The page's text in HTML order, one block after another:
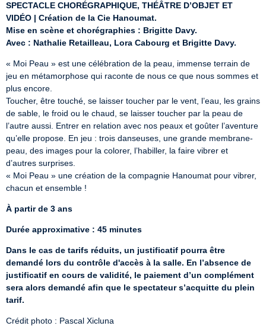
SPECTACLE CHORÉGRAPHIQUE, THÉÂTRE D’OBJET ET
VIDÉO | Création de la Cie Hanoumat.
Mise en scène et chorégraphies : Brigitte Davy.
Avec : Nathalie Retailleau, Lora Cabourg et Brigitte Davy.
« Moi Peau » est une célébration de la peau, immense terrain de
jeu en métamorphose qui raconte de nous ce que nous sommes et
plus encore.
Toucher, être touché, se laisser toucher par le vent, l’eau, les grains
de sable, le froid ou le chaud, se laisser toucher par la peau de
l’autre aussi. Entrer en relation avec nos peaux et goûter l’aventure
qu’elle propose. En jeu : trois danseuses, une grande membrane-
peau, des images pour la colorer, l’habiller, la faire vibrer et
d’autres surprises.
« Moi Peau » une création de la compagnie Hanoumat pour vibrer,
chacun et ensemble !
À partir de 3 ans
Durée approximative : 45 minutes
Dans le cas de tarifs réduits, un justificatif pourra être
demandé lors du contrôle d'accès à la salle. En l’absence de
justificatif en cours de validité, le paiement d’un complément
sera alors demandé afin que le spectateur s’acquitte du plein
tarif.
Crédit photo : Pascal Xicluna